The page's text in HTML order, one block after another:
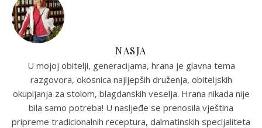
NASJA
U mojoj obitelji, generacijama, hrana je glavna tema
razgovora, okosnica najljepših druženja, obiteljskih
okupljanja za stolom, blagdanskih veselja. Hrana nikada nije
bila samo potreba! U nasljeđe se prenosila vještina
pripreme tradicionalnih receptura, dalmatinskih specijaliteta